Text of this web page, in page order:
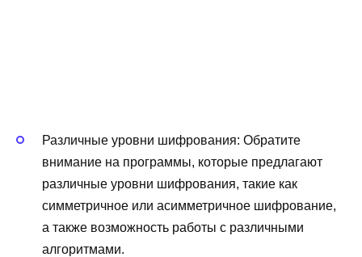
Различные уровни шифрования: Обратите
внимание на программы, которые предлагают
различные уровни шифрования, такие как
симметричное или асимметричное шифрование,
а также возможность работы с различными
алгоритмами.